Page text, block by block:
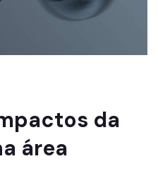
da
área